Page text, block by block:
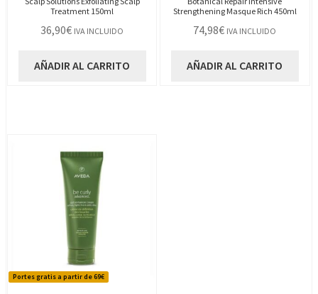
Treatment 150ml
36,90€ IVA INCLUIDO
AÑADIR AL CARRITO
Strengthening Masque Rich 450ml
74,98€ IVA INCLUIDO
AÑADIR AL CARRITO
Portes gratis a partir de 69€